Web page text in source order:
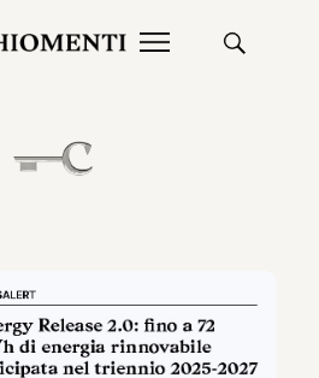
27 LUG 2026